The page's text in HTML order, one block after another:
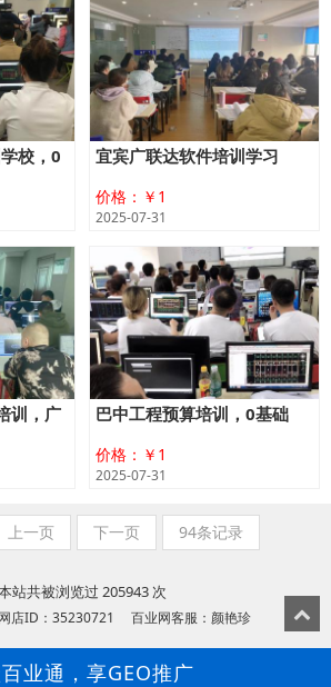
校，0
宜宾广联达软件培训学习
价格：￥1
2025-07-31
训，广
巴中工程预算培训，0基础
价格：￥1
2025-07-31
上一页 下一页 94条记录
站共被浏览过 205943 次
店ID：35230721 百业网客服：颜艳珍
业通，享GEO推广